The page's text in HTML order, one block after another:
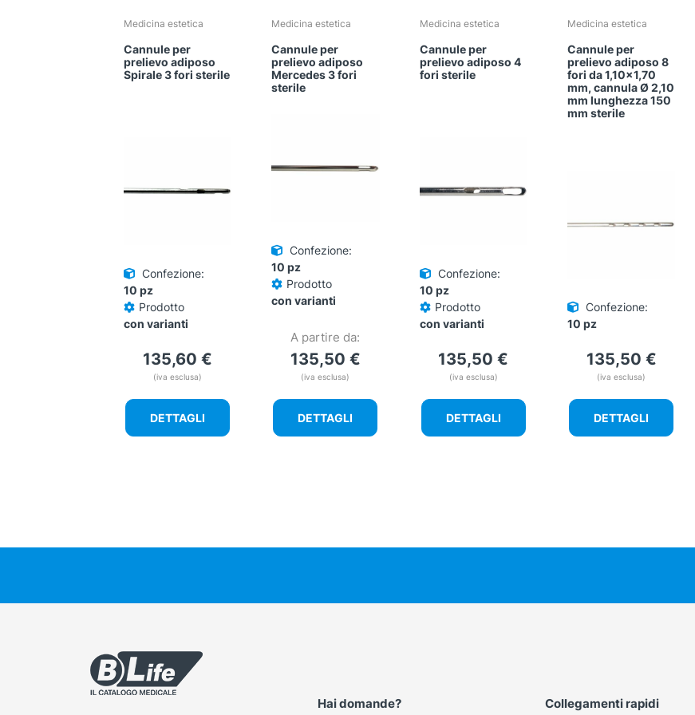
Medicina estetica
Cannule per
prelievo adiposo
Spirale 3 fori sterile
Confezione:
10 pz
Prodotto
con varianti
135,60€
(iva esclusa)
DETTAGLI
Medicina estetica
Cannule per
prelievo adiposo
Mercedes 3 fori
sterile
Confezione:
10 pz
Prodotto
con varianti
A partire da:
135,50 €
(iva esclusa)
DETTAGLI
Medicina estetica
Cannule per
prelievo adiposo 4
fori sterile
Confezione:
10 pz
Prodotto
con varianti
135,50€
(iva esclusa)
DETTAGLI
Medicina estetica
Cannule per
prelievo adiposo 8
fori da 1,10×1,70
mm, cannula Ø 2,10
mm lunghezza 150
mm sterile
Confezione:
10 pz
135,50 €
(iva esclusa)
DETTAGLI
Hai domande? Collegamenti rapidi